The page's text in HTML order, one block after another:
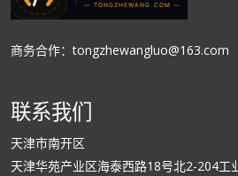
商务合作：tongzhewangluo@163.com
联系我们
天津市南开区
天津华苑产业区海泰西路18号北2-204工